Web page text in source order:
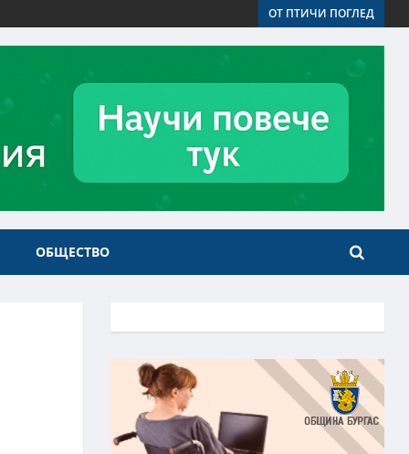
ОТ ПТИЧИ ПОГЛЕД
ОБЩЕСТВО